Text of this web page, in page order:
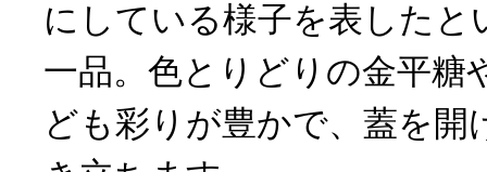
にしている様子を表したと
一品。色とりどりの金平糖
ども彩りが豊かで、蓋を開